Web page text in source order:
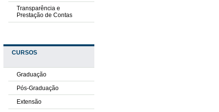
Transparência e
Prestação de Contas
CURSOS
Graduação
Pós-Graduação
Extensão